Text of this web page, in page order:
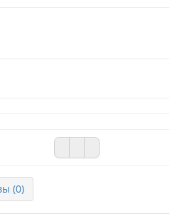
(0)